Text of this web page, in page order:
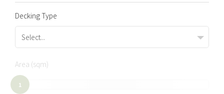
Decking Type
Select...
Area (sqm)
1